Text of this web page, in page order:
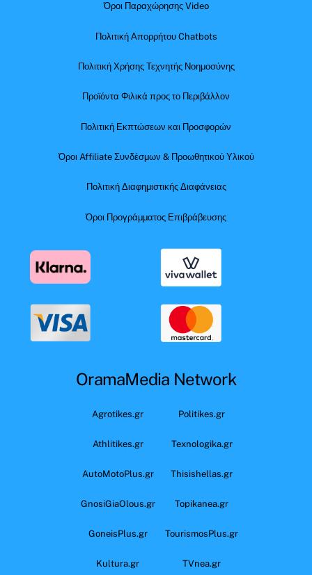
Όροι Παραχώρησης Video
Πολιτική Απορρήτου Chatbots
Πολιτική Χρήσης Τεχνητής Νοημοσύνης
Προϊόντα Φιλικά προς το Περιβάλλον
Πολιτική Εκπτώσεων και Προσφορών
Όροι Affiliate Συνδέσμων & Προωθητικού Υλικού
Πολιτική Διαφημιστικής Διαφάνειας
Όροι Προγράμματος Επιβράβευσης
OramaMedia Network
Agrotikes.gr Politikes.gr
Athlitikes.gr Texnologika.gr
AutoMotoPlus.gr Thisishellas.gr
GnosiGiaOlous.gr Topikanea.gr
GoneisPlus.gr TourismosPlus.gr
Kultura.gr TVnea.gr